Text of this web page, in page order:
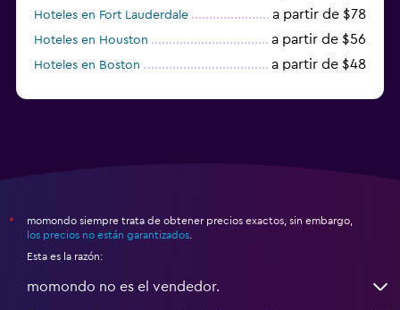
Hoteles en Fort Lauderdale a partir de $78
Hoteles en Houston a partir de $56
Hoteles en Boston a partir de $48
*
momondo siempre trata de obtener precios exactos, sin embargo,
los precios no están garantizados
Esta es la razón:
momondo no es el vendedor.